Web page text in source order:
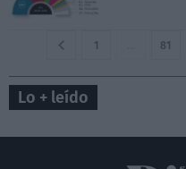
1 81
Lo + leído